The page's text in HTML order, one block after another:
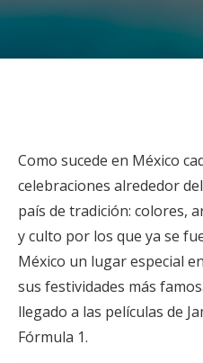
Como sucede en México
celebraciones alrededor
país de tradición: colores,
y culto por los que ya se
México un lugar especial
sus festividades más
llegado a las películas de
Fórmula 1.